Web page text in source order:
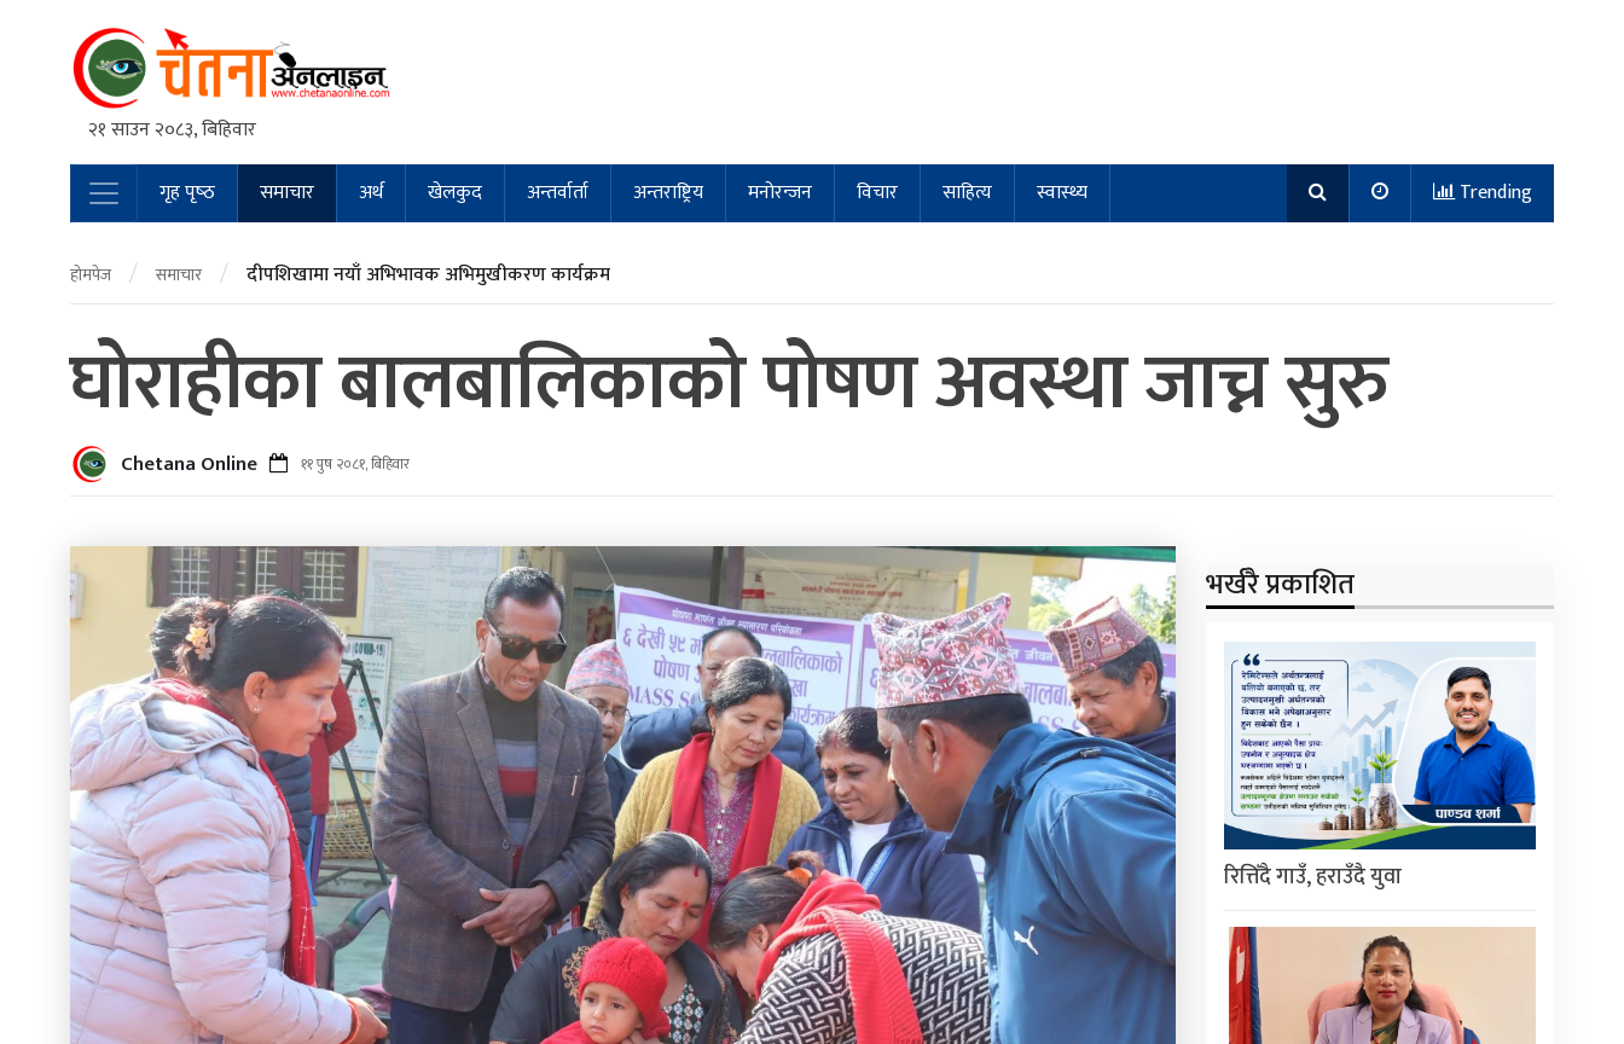
२१ साउन २०८३, बिहिवार
Main Navigation
गृह पृष्‍ठ समाचार अर्थ खेलकुद अन्तर्वार्ता अन्तराष्ट्रिय मनोरन्जन विचार साहित्य स्वास्थ्य Trending
होमपेज / समाचार / दीपशिखामा नयाँ अभिभावक अभिमुखीकरण कार्यक्रम
घोराहीका बालबालिकाको पोषण अवस्था जाच्न सुरु
Chetana Online ११ पुष २०८१, बिहिवार
भर्खरै प्रकाशित
रित्तिँदै गाउँ, हराउँदै युवा